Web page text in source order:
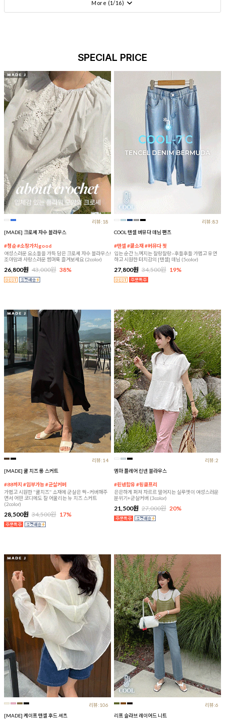
More (1/16)
SPECIAL PRICE
리뷰:18
[MADE] 크로셰 자수 블라우스
#청순 #소장가치good
여성스러운 요소들을 가득 담은 크로셰 자수 블라우스!
조아맘과 사랑스러운 썸머룩 즐겨보세요 (2color)
26,800원 43,000원 38%
리뷰:83
COOL 텐셀 버뮤다 데님 팬츠
#텐셀 #쿨소재 #버뮤다 핏
입는 순간 느껴지는 찰랑찰랑~후들후들 가볍고 유연
하고 시원한 터치감의 [텐셀] 데님 (5color)
27,800원 34,500원 19%
리뷰:14
[MADE] 쿨 치즈 롱 스커트
#88까지 #임부가능 #군살커버
가볍고 시원한 "쿨치즈" 소재에 군살은 싹~커버해주
면서 어떤 코디에도 잘 어울리는 뉴 치즈 스커트
(2color)
28,500원 34,500원 17%
리뷰:2
엠마 플레어 린넨 블라우스
#린넨함유 #링클프리
은은하게 퍼져 차르르 떨어지는 실루엣이 여성스러운
분위기+군살커버 (3color)
21,500원 27,000원 20%
리뷰:106
[MADE] 케이프 텐셀 후드 셔츠
리뷰:6
리프 슬라브 레이어드 니트